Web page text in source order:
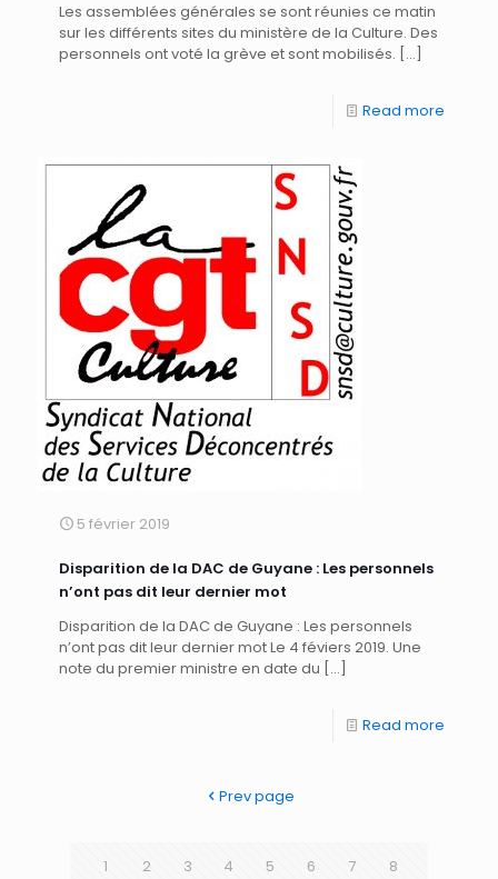
Les assemblées générales se sont réunies ce matin
sur les différents sites du ministère de la Culture. Des
personnels ont voté la grève et sont mobilisés. […]
Read more
5 février 2019
Disparition de la DAC de Guyane : Les personnels
n’ont pas dit leur dernier mot
Disparition de la DAC de Guyane : Les personnels
n’ont pas dit leur dernier mot Le 4 féviers 2019. Une
note du premier ministre en date du […]
Read more
Prev page
1 2 3 4 5 6 7
8